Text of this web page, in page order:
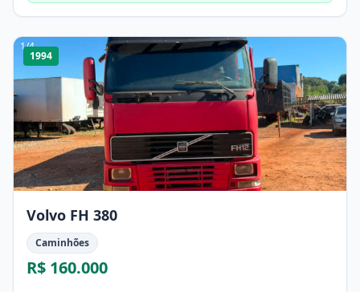
1/4
1994
Volvo FH 380
Caminhões
R$ 160.000